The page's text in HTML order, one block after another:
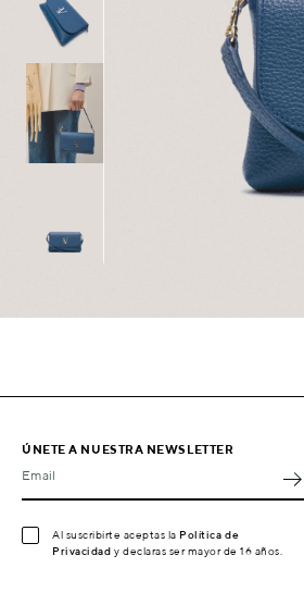
ÚNETE A NUESTRA NEWSLETTER
Email
Al suscribirte aceptas la Política de
Privacidad y declaras ser mayor de 16 años.